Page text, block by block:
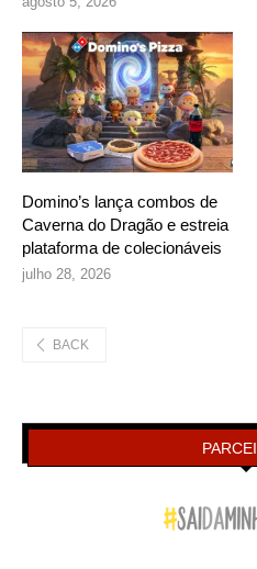
Domino’s lança combos de
Caverna do Dragão e estreia
plataforma de colecionáveis
julho 28, 2026
BACK